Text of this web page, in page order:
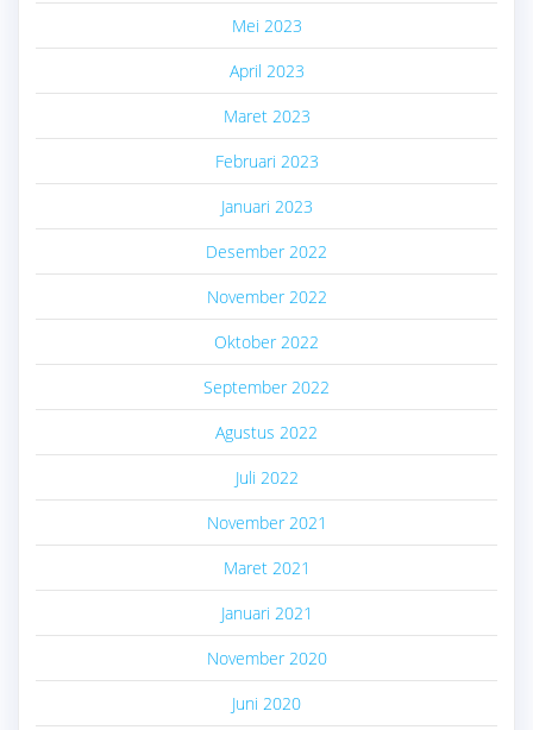
Mei 2023
April 2023
Maret 2023
Februari 2023
Januari 2023
Desember 2022
November 2022
Oktober 2022
September 2022
Agustus 2022
Juli 2022
November 2021
Maret 2021
Januari 2021
November 2020
Juni 2020